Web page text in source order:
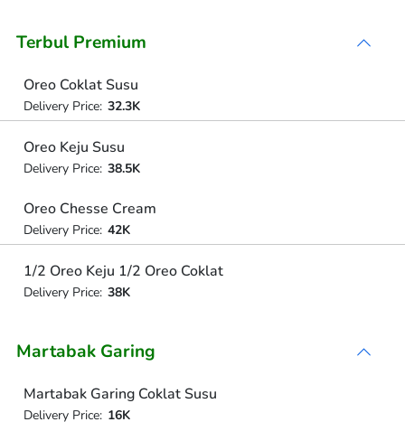
Terbul Premium
Oreo Coklat Susu
Delivery Price: 32.3K
Oreo Keju Susu
Delivery Price: 38.5K
Oreo Chesse Cream
Delivery Price: 42K
1/2 Oreo Keju 1/2 Oreo Coklat
Delivery Price: 38K
Martabak Garing
Martabak Garing Coklat Susu
Delivery Price: 16K